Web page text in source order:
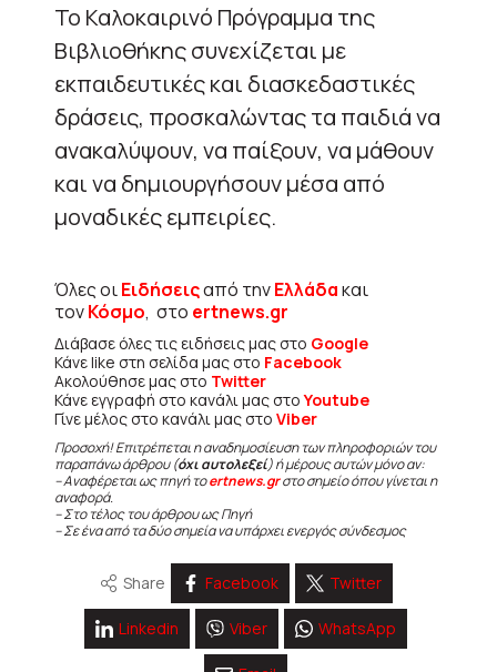
Το Καλοκαιρινό Πρόγραμμα της
Βιβλιοθήκης συνεχίζεται με
εκπαιδευτικές και διασκεδαστικές
δράσεις, προσκαλώντας τα παιδιά να
ανακαλύψουν, να παίξουν, να μάθουν
και να δημιουργήσουν μέσα από
μοναδικές εμπειρίες.
Όλες οιΕιδήσειςαπό τηνΕλλάδακαι
τονΚόσμο, στο ertnews.gr
Διάβασε όλες τις ειδήσεις μας στο Google
Κάνε like στη σελίδα μας στο Facebook
Ακολούθησε μας στο Twitter
Κάνε εγγραφή στο κανάλι μας στοYoutube
Γίνε μέλος στο κανάλι μας στο Viber
Προσοχή! Επιτρέπεται η αναδημοσίευση των πληροφοριών του
παραπάνω άρθρου (όχι αυτολεξεί) ή μέρους αυτών μόνο αν:
– Αναφέρεται ως πηγή τοertnews.grστο σημείο όπου γίνεται η
αναφορά.
– Στο τέλος του άρθρου ως Πηγή
– Σε ένα από τα δύο σημεία να υπάρχει ενεργός σύνδεσμος
Share Facebook Twitter
Linkedin Viber WhatsApp